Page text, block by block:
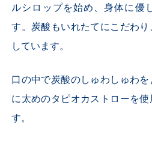
ルシロップを始め、身体に優
す。炭酸もいれたてにこだわ
しています。
口の中で炭酸のしゅわしゅわ
に太めのタピオカストローを
す。